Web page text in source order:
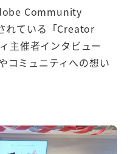
Community
れている「Creator
主催者インタビュー
コミュニティへの想い